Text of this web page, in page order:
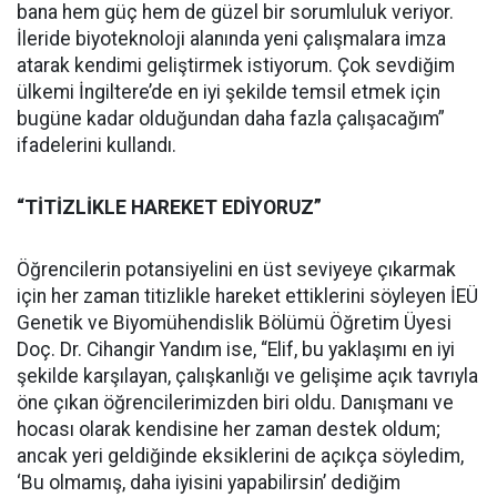
bana hem güç hem de güzel bir sorumluluk veriyor.
İleride biyoteknoloji alanında yeni çalışmalara imza
atarak kendimi geliştirmek istiyorum. Çok sevdiğim
ülkemi İngiltere’de en iyi şekilde temsil etmek için
bugüne kadar olduğundan daha fazla çalışacağım”
ifadelerini kullandı.
“TİTİZLİKLE HAREKET EDİYORUZ”
Öğrencilerin potansiyelini en üst seviyeye çıkarmak
için her zaman titizlikle hareket ettiklerini söyleyen İEÜ
Genetik ve Biyomühendislik Bölümü Öğretim Üyesi
Doç. Dr. Cihangir Yandım ise, “Elif, bu yaklaşımı en iyi
şekilde karşılayan, çalışkanlığı ve gelişime açık tavrıyla
öne çıkan öğrencilerimizden biri oldu. Danışmanı ve
hocası olarak kendisine her zaman destek oldum;
ancak yeri geldiğinde eksiklerini de açıkça söyledim,
‘Bu olmamış, daha iyisini yapabilirsin’ dediğim